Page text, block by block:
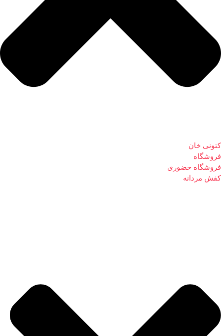
کتونی خان
فروشگاه
فروشگاه حضوری
کفش مردانه